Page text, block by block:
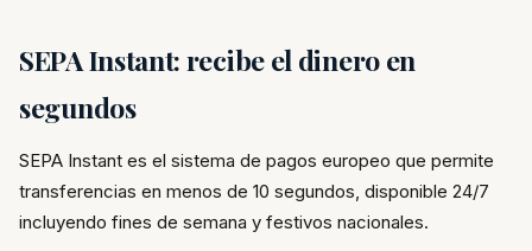
SEPA Instant: recibe el dinero en
segundos
SEPA Instant es el sistema de pagos europeo que permite
transferencias en menos de 10 segundos, disponible 24/7
incluyendo fines de semana y festivos nacionales.